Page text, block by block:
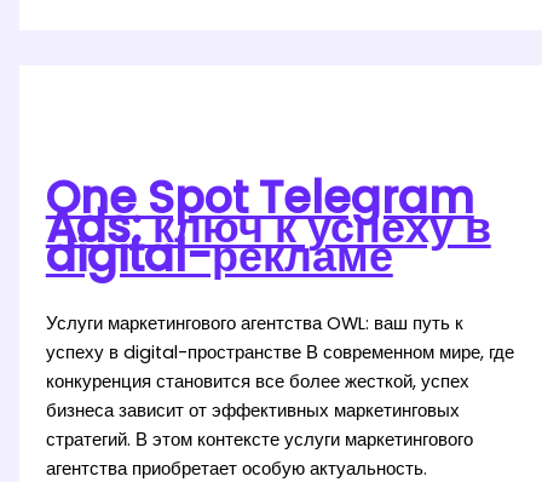
отпуск
для
всей
семьи
One Spot Telegram
Ads: ключ к успеху в
digital-рекламе
Услуги маркетингового агентства OWL: ваш путь к
успеху в digital-пространстве В современном мире, где
конкуренция становится все более жесткой, успех
бизнеса зависит от эффективных маркетинговых
стратегий. В этом контексте услуги маркетингового
агентства приобретает особую актуальность.